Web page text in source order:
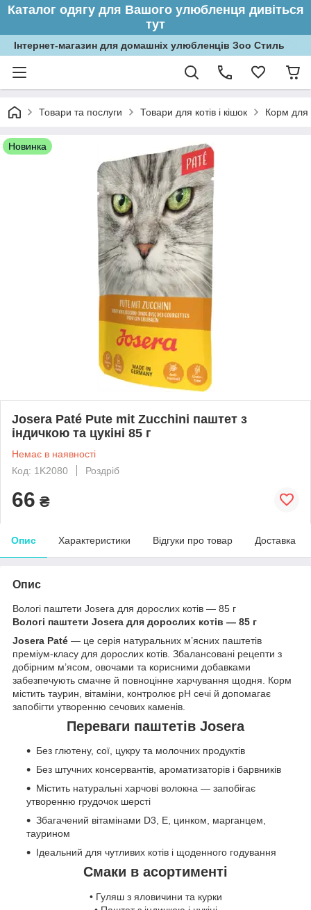
Каталог одягу для Вашого улюбленця дивіться
тут
Інтернет-магазин для домашніх улюбленців Зоо Стиль
Товари та послуги Товари для котів і кішок Корм для
Новинка
Josera Paté Pute mit Zucchini паштет з
індичкою та цукіні 85 г
Немає в наявності
Код: 1K2080
Роздріб
66 ₴
Опис Характеристики Відгуки про товар Доставка
Опис
Вологі паштети Josera для дорослих котів — 85 г
Вологі паштети Josera для дорослих котів — 85 г
Josera Paté — це серія натуральних м’ясних паштетів
преміум-класу для дорослих котів. Збалансовані рецепти з
добірним м’ясом, овочами та корисними добавками
забезпечують смачне й повноцінне харчування щодня. Корм
містить таурин, вітаміни, контролює pH сечі й допомагає
запобігти утворенню сечових каменів.
Переваги паштетів Josera
Без глютену, сої, цукру та молочних продуктів
Без штучних консервантів, ароматизаторів і барвників
Містить натуральні харчові волокна — запобігає
утворенню грудочок шерсті
Збагачений вітамінами D3, E, цинком, марганцем,
таурином
Ідеальний для чутливих котів і щоденного годування
Смаки в асортименті
• Гуляш з яловичини та курки